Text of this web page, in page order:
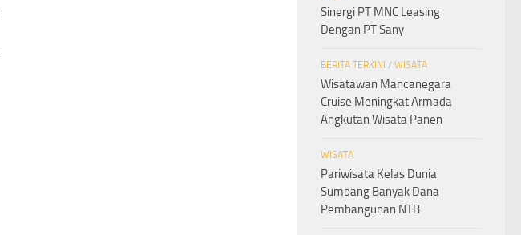
Sinergi PT MNC Leasing
Dengan PT Sany
BERITA TERKINI / WISATA
Wisatawan Mancanegara
Cruise Meningkat Armada
Angkutan Wisata Panen
WISATA
Pariwisata Kelas Dunia
Sumbang Banyak Dana
Pembangunan NTB